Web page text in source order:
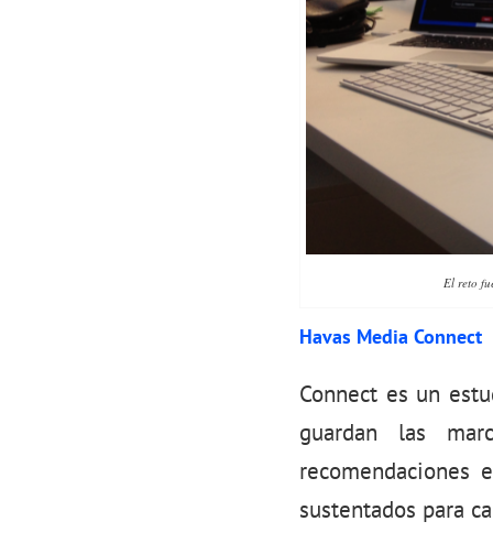
El reto
Havas Media Connect
Connect es un
guardan las
sustentados para